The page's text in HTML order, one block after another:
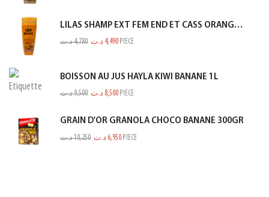
LILAS SHAMP EXT FEM END ET CASS ORANGE 350ML
4,780د.ت 4,490 د.ت PIECE
BOISSON AU JUS HAYLA KIWI BANANE 1L
9,500د.ت 8,500 د.ت PIECE
GRAIN D'OR GRANOLA CHOCO BANANE 300GR
10,250د.ت 6,950 د.ت PIECE